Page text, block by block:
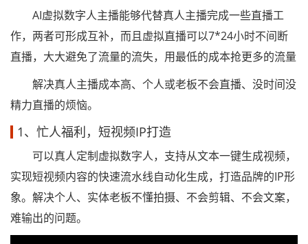
AI虚拟数字人主播能够代替真人主播完成一些直播工
作，两者可形成互补，而且虚拟直播可以7*24小时不间断
直播，大大避免了流量的流失，用最低的成本抢更多的流量
解决真人主播成本高、个人或老板不会直播、没时间没
精力直播的烦恼。
1、忙人福利，短视频IP打造
可以真人定制虚拟数字人，支持从文本一键生成视频，
实现短视频内容的快速流水线自动化生成，打造品牌的IP形
象。解决个人、实体老板不懂拍摄、不会剪辑、不会文案，
难输出的问题。